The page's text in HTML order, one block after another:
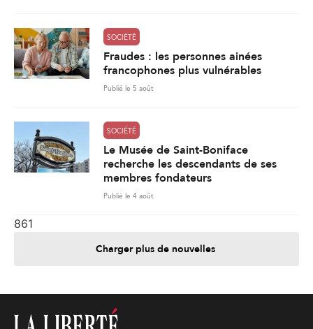
SOCIÉTÉ
Fraudes : les personnes ainées
francophones plus vulnérables
Publié le 5 août
SOCIÉTÉ
Le Musée de Saint-Boniface
recherche les descendants de ses
membres fondateurs
Publié le 4 août
861
Charger plus de nouvelles